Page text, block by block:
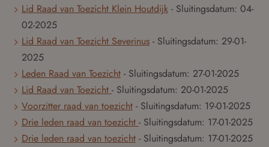
Lid Raad van Toezicht Klein Houtdijk - Sluitingsdatum: 04-
02-2025
Lid Raad van Toezicht Severinus - Sluitingsdatum: 29-01-
2025
Leden Raad van Toezicht - Sluitingsdatum: 27-01-2025
Lid Raad van Toezicht - Sluitingsdatum: 20-01-2025
Voorzitter raad van toezicht - Sluitingsdatum: 19-01-2025
Drie leden raad van toezicht - Sluitingsdatum: 17-01-2025
Drie leden raad van toezicht - Sluitingsdatum: 17-01-2025